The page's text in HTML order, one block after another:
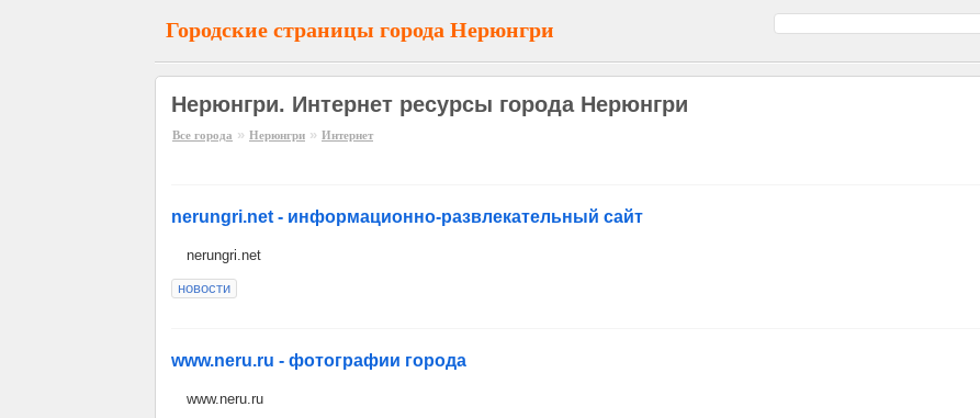
Городские страницы города Нерюнгри
Нерюнгри. Интернет ресурсы города Нерюнгри
Все города » Нерюнгри » Интернет
nerungri.net - информационно-развлекательный сайт
nerungri.net
новости
www.neru.ru - фотографии города
www.neru.ru